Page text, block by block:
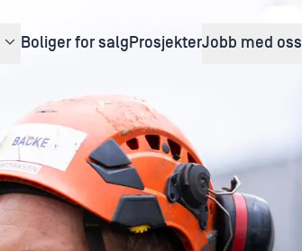
Boliger for salgProsjekterJobb med oss